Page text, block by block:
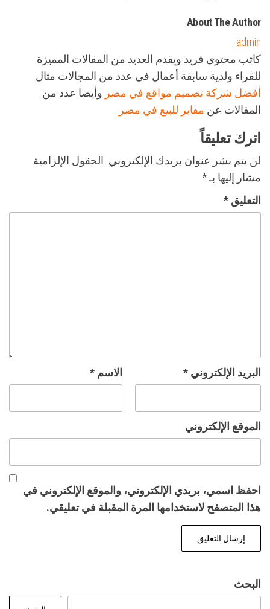
About The Author
admin
كاتب محتوى فريد ويقدم العديد من المقالات المميزة
للقراء ولدية سابقة أعمال في عدد من المجالات مثال
أفضل شركة تصميم مواقع في مصر وأيضا عدد من
المقالات عن مقابر للبيع في مصر
اترك تعليقاً
لن يتم نشر عنوان بريدك الإلكتروني. الحقول الإلزامية
مشار إليها بـ*
التعليق *
الاسم * البريد الإلكتروني *
الموقع الإلكتروني
احفظ اسمي، بريدي الإلكتروني، والموقع الإلكتروني في
هذا المتصفح لاستخدامها المرة المقبلة في تعليقي.
البحث